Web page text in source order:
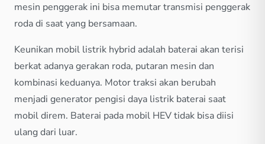
mesin penggerak ini bisa memutar transmisi penggerak
roda di saat yang bersamaan.
Keunikan mobil listrik hybrid adalah baterai akan terisi
berkat adanya gerakan roda, putaran mesin dan
kombinasi keduanya. Motor traksi akan berubah
menjadi generator pengisi daya listrik baterai saat
mobil direm. Baterai pada mobil HEV tidak bisa diisi
ulang dari luar.